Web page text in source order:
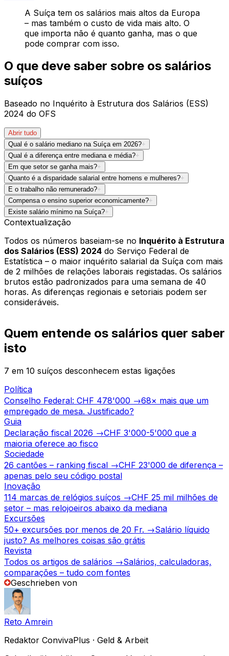
A Suíça tem os salários mais altos da Europa
– mas também o custo de vida mais alto. O
que importa não é quanto ganha, mas o que
pode comprar com isso.
O que deve saber sobre os salários
suíços
Baseado no Inquérito à Estrutura dos Salários (ESS)
2024 do OFS
Abrir tudo
Qual é o salário mediano na Suíça em 2026?+
Qual é a diferença entre mediana e média?+
Em que setor se ganha mais?+
Quanto é a disparidade salarial entre homens e mulheres?+
E o trabalho não remunerado?+
Compensa o ensino superior economicamente?+
Existe salário mínimo na Suíça?+
Contextualização
Todos os números baseiam-se no Inquérito à Estrutura
dos Salários (ESS) 2024 do Serviço Federal de
Estatística – o maior inquérito salarial da Suíça com mais
de 2 milhões de relações laborais registadas. Os salários
brutos estão padronizados para uma semana de 40
horas. As diferenças regionais e setoriais podem ser
consideráveis.
Quem entende os salários quer saber
isto
7 em 10 suíços desconhecem estas ligações
Política
Conselho Federal: CHF 478'000 →68× mais que um
empregado de mesa. Justificado?
Guia
Declaração fiscal 2026 →CHF 3'000-5'000 que a
maioria oferece ao fisco
Sociedade
26 cantões – ranking fiscal →CHF 23'000 de diferença –
apenas pelo seu código postal
Inovação
114 marcas de relógios suíços →CHF 25 mil milhões de
setor – mas relojoeiros abaixo da mediana
Excursões
50+ excursões por menos de 20 Fr. →Salário líquido
justo? As melhores coisas são grátis
Revista
Todos os artigos de salários →Salários, calculadoras,
comparações – tudo com fontes
Geschrieben von
Reto Amrein
Redaktor ConvivaPlus · Geld & Arbeit